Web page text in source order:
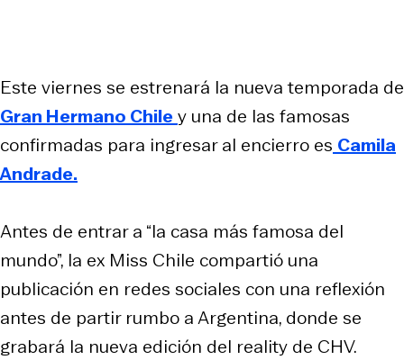
Este viernes se estrenará la nueva temporada de
Gran Hermano Chiley una de las famosas
confirmadas para ingresar al encierro es Camila
Andrade.
Antes de entrar a “la casa más famosa del
mundo”, la ex Miss Chile compartió una
publicación en redes sociales con una reflexión
antes de partir rumbo a Argentina, donde se
grabará la nueva edición del reality de CHV.